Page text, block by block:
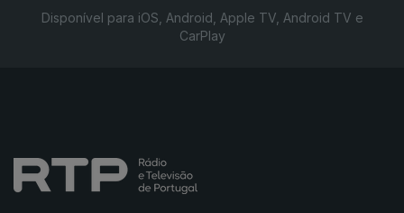
Disponível para iOS, Android, Apple TV, Android TV e
CarPlay